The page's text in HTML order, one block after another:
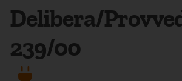
Delibera/
239/00